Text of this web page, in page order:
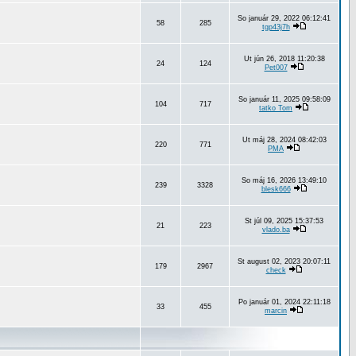
58 285
So január 29, 2022 06:12:41
tgp43j7h
24 124
Ut jún 26, 2018 11:20:38
Pet007
104 717
So január 11, 2025 09:58:09
tatko Tom
220 771
Ut máj 28, 2024 08:42:03
PMA
239 3328
So máj 16, 2026 13:49:10
blesk666
21 223
St júl 09, 2025 15:37:53
vlado.ba
179 2967
St august 02, 2023 20:07:11
check
33 455
Po január 01, 2024 22:11:18
marcin